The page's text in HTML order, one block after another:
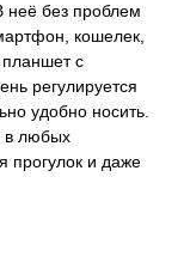
неё без проблем
кошелек,
планшет с
регулируется
удобно носить.
в любых
прогулок и даже